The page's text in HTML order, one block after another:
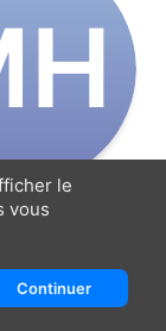
Higgins
le
vous
Continuer